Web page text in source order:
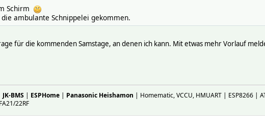
Schirm
ambulante Schnippelei gekommen.
für die kommenden Samstage, an denen ich kann. Mit etwas mehr Vorlauf
JK-BMS | ESPHome| Panasonic Heishamon | Homematic, VCCU, HMUART | ESP8266 |
22RF